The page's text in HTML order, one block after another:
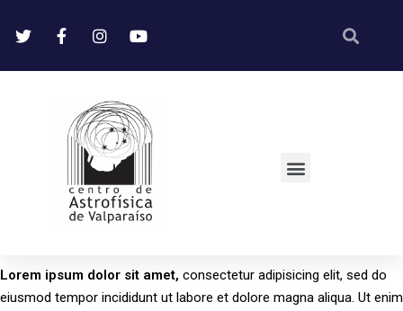
Lorem ipsum dolor sit amet, consectetur adipisicing elit, sed do
eiusmod tempor incididunt ut labore et dolore magna aliqua. Ut enim